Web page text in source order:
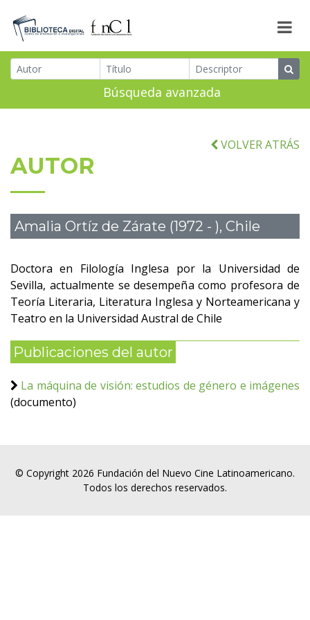
Búsqueda avanzada
VOLVER ATRÁS
AUTOR
Amalia Ortíz de Zárate (1972 - ), Chile
Doctora en Filología Inglesa por la Universidad de
Sevilla, actualmente se desempeña como profesora de
Teoría Literaria, Literatura Inglesa y Norteamericana y
Teatro en la Universidad Austral de Chile
Publicaciones del autor
La máquina de visión: estudios de género e imágenes
(documento)
© Copyright 2026 Fundación del Nuevo Cine Latinoamericano.
Todos los derechos reservados.